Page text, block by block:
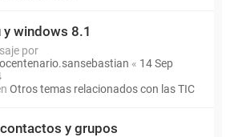
windows 8.1
por
« 14 Sep
Otros temas relacionados con las TIC
y grupos